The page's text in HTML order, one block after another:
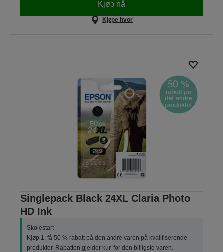
Kjøp nå
Kjøpe hvor
Singlepack Black 24XL Claria Photo
HD Ink
Skolestart
Kjøp 1, få 50 % rabatt på den andre varen på kvalifiserende
produkter. Rabatten gjelder kun for den billigste varen.